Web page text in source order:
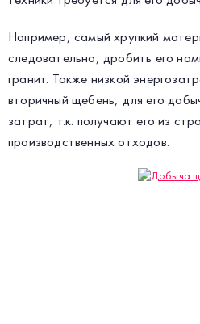
Например, самый хрупкий
следовательно, дробить его
гранит. Также низкой
вторичный щебень, для его
затрат, т.к. получают его из
производственных отходов.